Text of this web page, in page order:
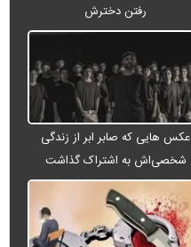
رفتن دخترش
عکس هایی که صابر ابر از زندگی
شخصی‌اش به اشتراک گذاشت